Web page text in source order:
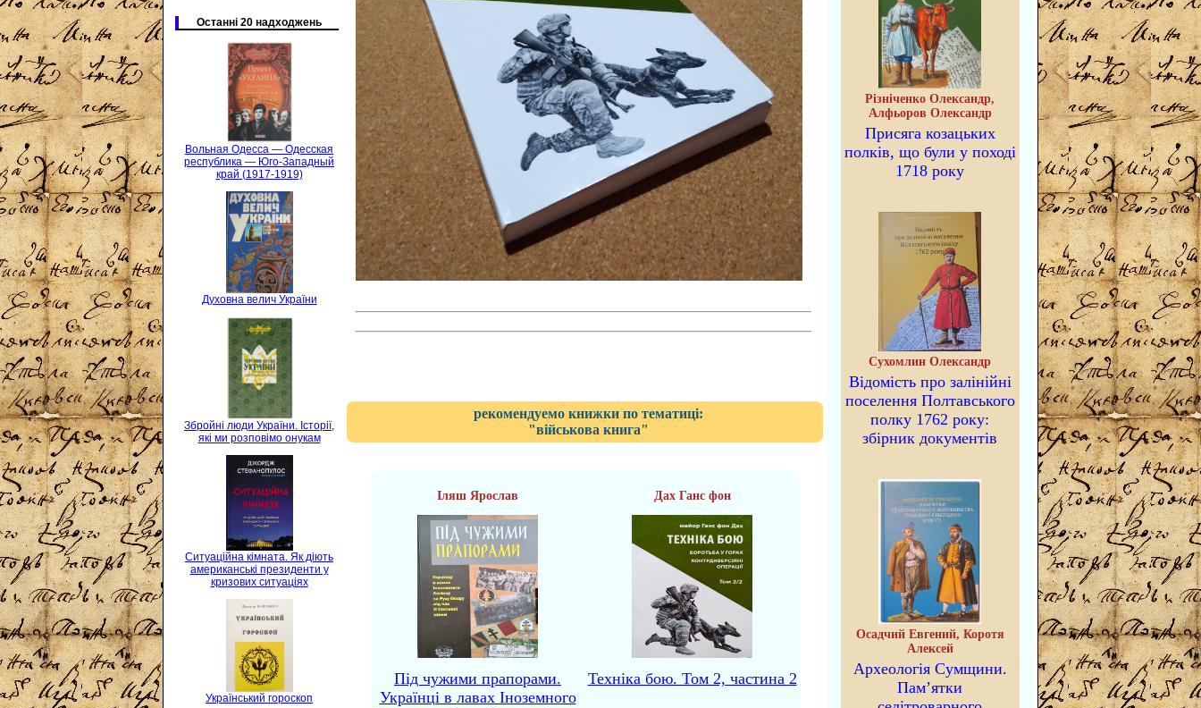
Останні 20 надходжень
Вольная Одесса — Одесская
республика — Юго-Западный
край (1917-1919)
Духовна велич України
Збройні люди України. Історії,
які ми розповімо онукам
Ситуаційна кімната. Як діють
американські президенти у
кризових ситуаціях
Український гороскоп
рекомендуемо книжки по тематиці:
"військова книга"
Іляш Ярослав Дах Ганс фон
Під чужими прапорами.
Українці в лавах Іноземного
Техніка бою. Том 2, частина 2
Різніченко Олександр,
Алфьоров Олександр
Присяга козацьких
полків, що були у поході
1718 року
Сухомлин Олександр
Відомість про залінійні
поселення Полтавського
полку 1762 року:
збірник документів
Осадчий Евгений, Коротя
Алексей
Археологія Сумщини.
Пам’ятки